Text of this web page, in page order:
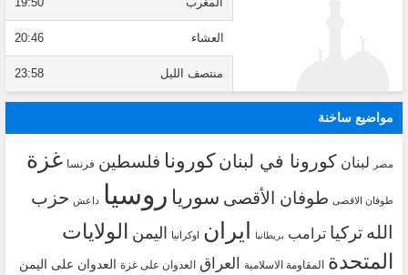
العشاء 20:46
منتصف الليل 23:58
مواضيع ساخنة
مصر لبنان كورونا في لبنانكورونا فلسطين فرنسا غزة
طوفان الاقصى طوفان الأقصى سوريا روسيا داعش حزب
الله تركيا ترامب بريطانيا ايران اوكرانيا اليمن
الولايات
المتحدة
المقاومة الاسلامية العراق العدوان على غزة العدوان على اليمن